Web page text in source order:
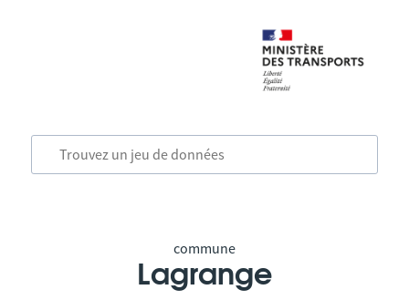
commune
Lagrange